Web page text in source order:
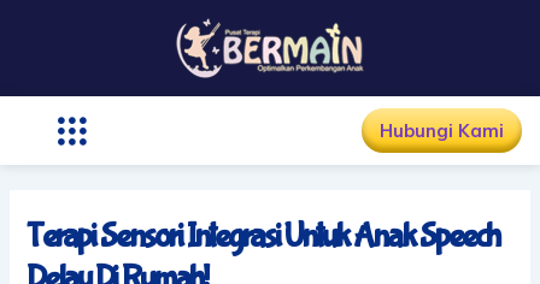
Hubungi Kami
Terapi Sensori Integrasi Untuk Anak Speech